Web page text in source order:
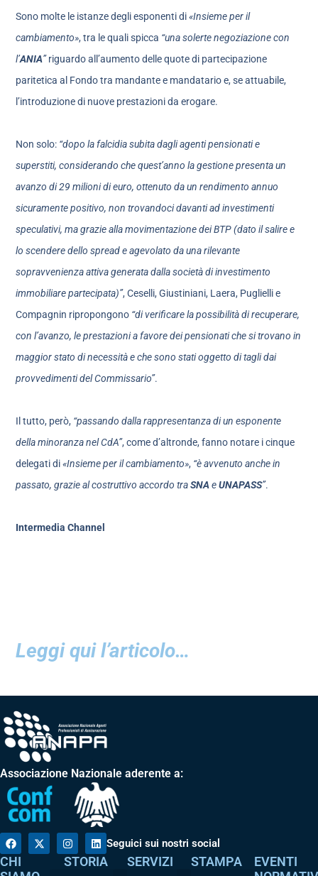
Sono molte le istanze degli esponenti di«Insieme per il
cambiamento», tra le quali spicca “una solerte negoziazione con
l’ANIA”riguardo all’aumento delle quote di partecipazione
paritetica al Fondo tra mandante e mandatario e, se attuabile,
l’introduzione di nuove prestazioni da erogare.
Non solo: “dopo la falcidia subita dagli agenti pensionati e
superstiti, considerando che quest’anno la gestione presenta un
avanzo di 29 milioni di euro, ottenuto da un rendimento annuo
sicuramente positivo, non trovandoci davanti ad investimenti
speculativi, ma grazie alla movimentazione dei BTP (dato il salire e
lo scendere dello spread e agevolato da una rilevante
sopravvenienza attiva generata dalla società di investimento
immobiliare partecipata)”, Ceselli, Giustiniani, Laera, Puglielli e
Compagnin ripropongono “di verificare la possibilità di recuperare,
con l’avanzo, le prestazioni a favore dei pensionati che si trovano in
maggior stato di necessità e che sono stati oggetto di tagli dai
provvedimenti del Commissario”.
Il tutto, però, “passando dalla rappresentanza di un esponente
della minoranza nel CdA”, come d’altronde, fanno notare i cinque
delegati di«Insieme per il cambiamento», “è avvenuto anche in
passato, grazie al costruttivo accordo traSNA eUNAPASS”.
Intermedia Channel
Leggi qui l’articolo…
Associazione Nazionale aderente a:
Seguici sui nostri social
CHI
STORIA SERVIZI STAMPA
EVENTI